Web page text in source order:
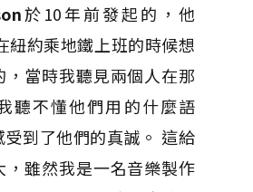
於10年前發起的，他
紐約乘地鐵上班的時候想
，當時我聽見兩個人在那
聽不懂他們用的什麼語
到了他們的真誠。 這給
，雖然我是一名音樂製作